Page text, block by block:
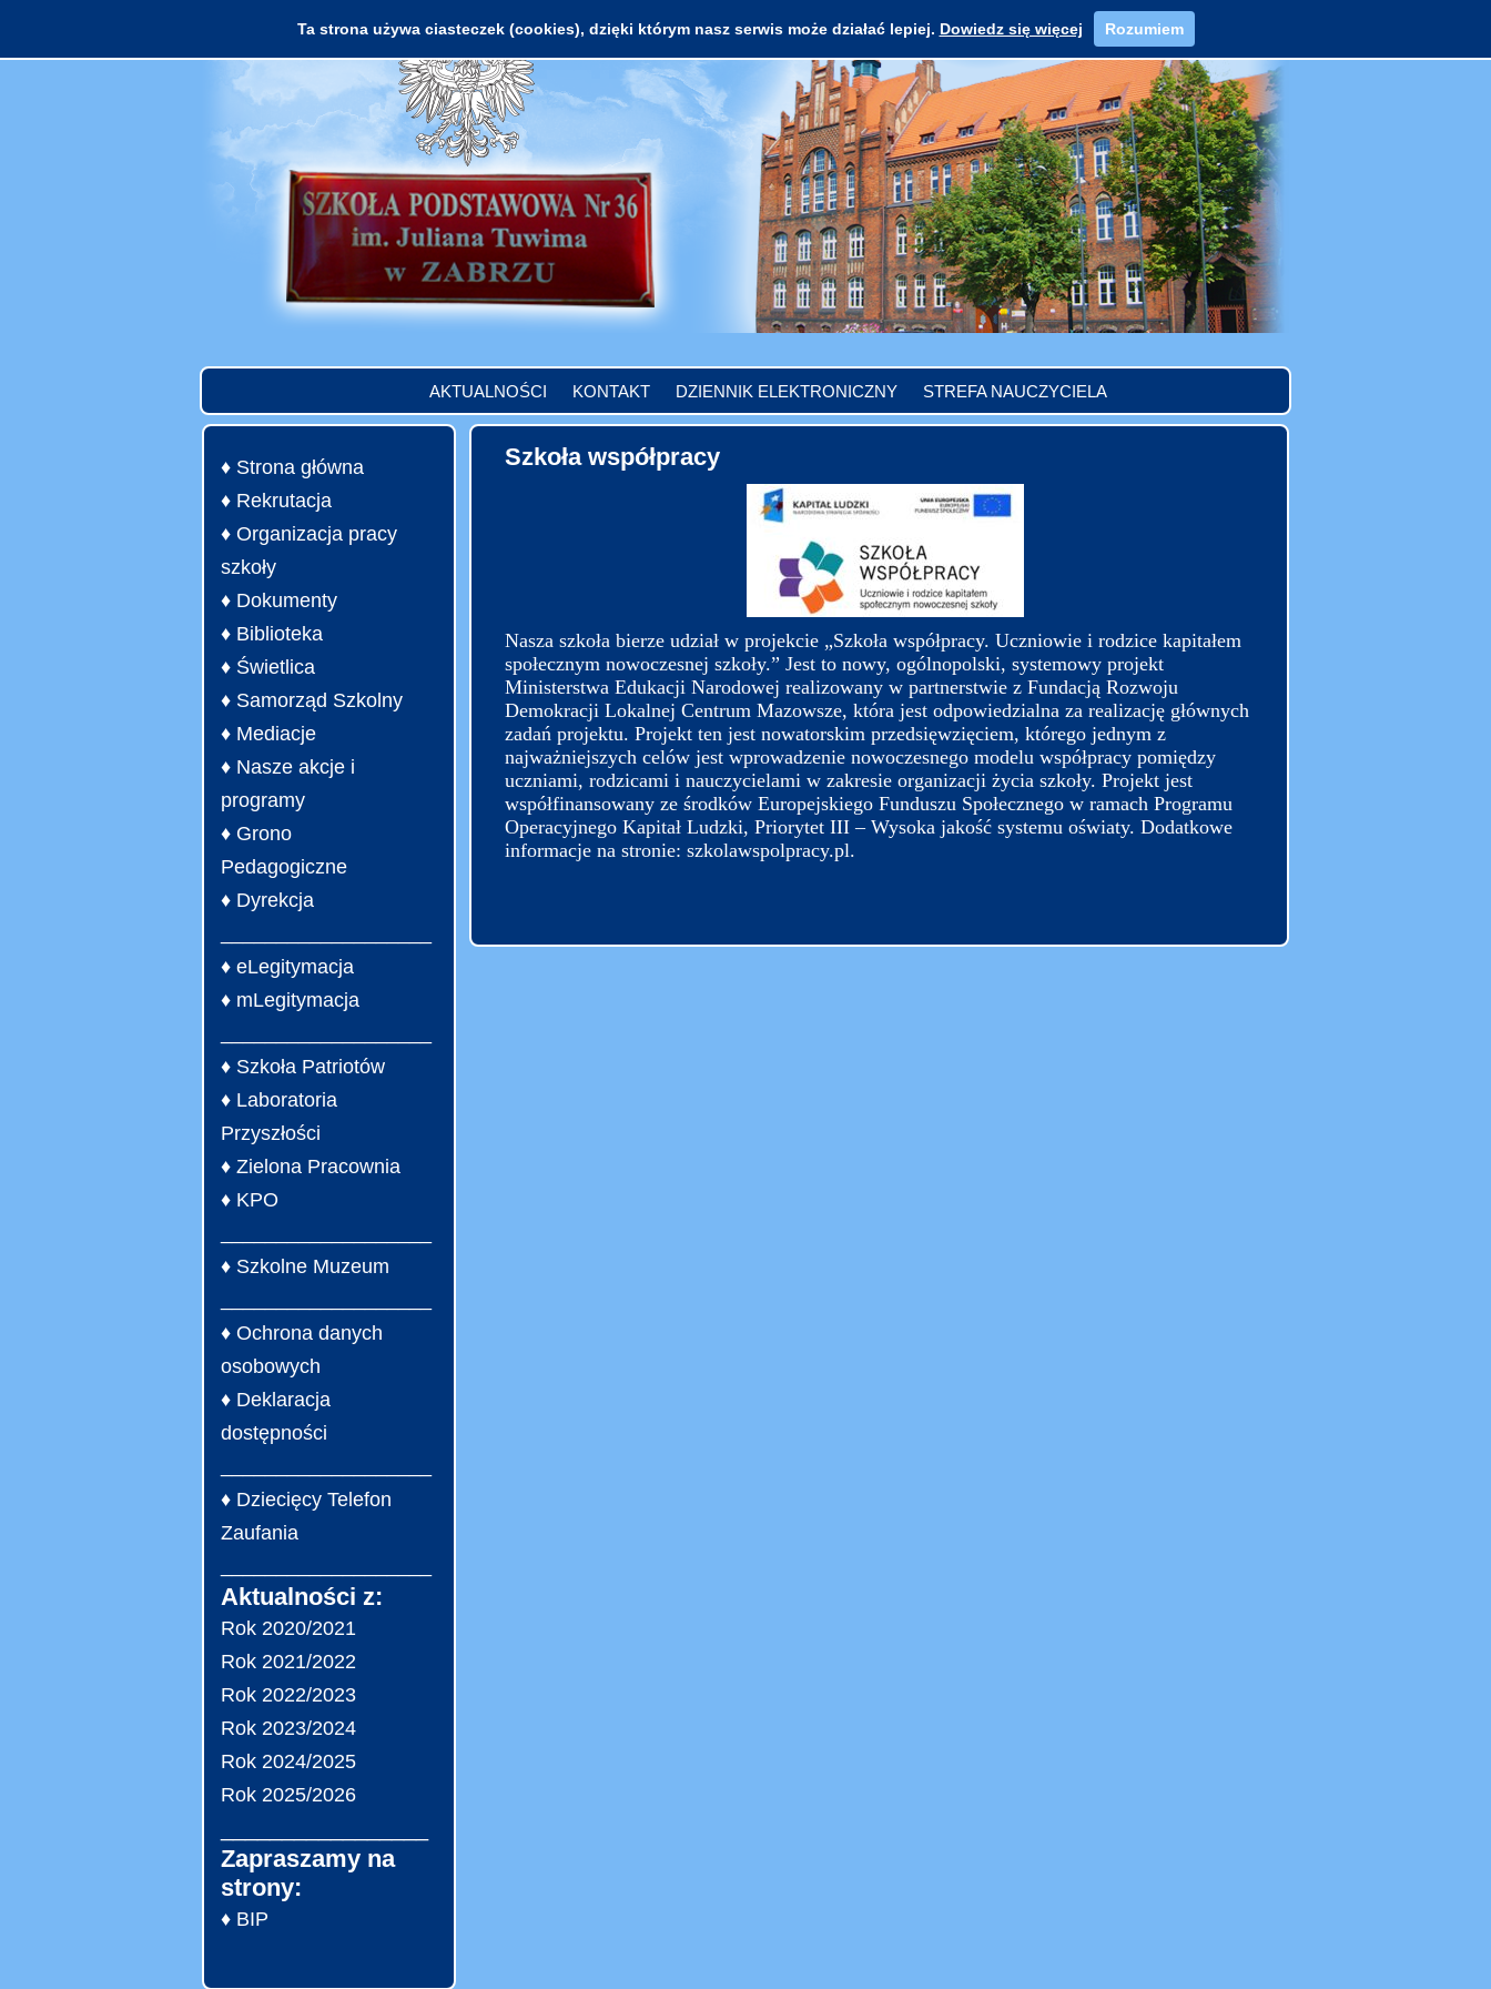
AKTUALNOŚCI KONTAKT DZIENNIK ELEKTRONICZNY STREFA NAUCZYCIELA
♦ Strona główna
♦ Rekrutacja
♦ Organizacja pracy
szkoły
♦ Dokumenty
♦ Biblioteka
♦ Świetlica
♦ Samorząd Szkolny
♦ Mediacje
♦ Nasze akcje i
programy
♦ Grono
Pedagogiczne
♦ Dyrekcja
♦ eLegitymacja
♦ mLegitymacja
♦ Szkoła Patriotów
♦ Laboratoria
Przyszłości
♦ Zielona Pracownia
♦ KPO
♦ Szkolne Muzeum
♦ Ochrona danych
osobowych
♦ Deklaracja
dostępności
♦ Dziecięcy Telefon
Zaufania
Aktualności z:
Rok 2020/2021
Rok 2021/2022
Rok 2022/2023
Rok 2023/2024
Rok 2024/2025
Rok 2025/2026
Zapraszamy na
strony:
♦ BIP
Szkoła współpracy
Nasza szkoła bierze udział w projekcie „Szkoła współpracy. Uczniowie i rodzice kapitałem
społecznym nowoczesnej szkoły.” Jest to nowy, ogólnopolski, systemowy projekt
Ministerstwa Edukacji Narodowej realizowany w partnerstwie z Fundacją Rozwoju
Demokracji Lokalnej Centrum Mazowsze, która jest odpowiedzialna za realizację głównych
zadań projektu. Projekt ten jest nowatorskim przedsięwzięciem, którego jednym z
najważniejszych celów jest wprowadzenie nowoczesnego modelu współpracy pomiędzy
uczniami, rodzicami i nauczycielami w zakresie organizacji życia szkoły. Projekt jest
współfinansowany ze środków Europejskiego Funduszu Społecznego w ramach Programu
Operacyjnego Kapitał Ludzki, Priorytet III – Wysoka jakość systemu oświaty. Dodatkowe
informacje na stronie: szkolawspolpracy.pl.
Ta strona używa ciasteczek (cookies), dzięki którym nasz serwis może działać lepiej. Dowiedz się więcej Rozumiem